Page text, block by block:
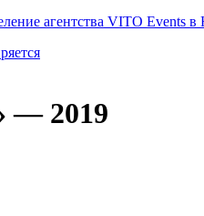
агентства VITO Events
— 2019